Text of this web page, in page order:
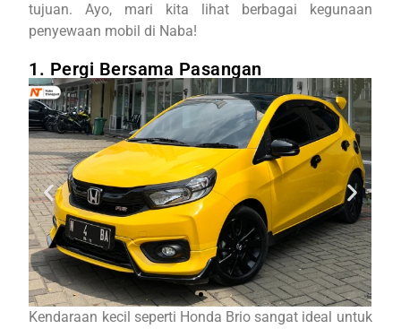
tujuan. Ayo, mari kita lihat berbagai kegunaan
penyewaan mobil di Naba!
1. Pergi Bersama Pasangan
Kendaraan kecil seperti Honda Brio sangat ideal untuk